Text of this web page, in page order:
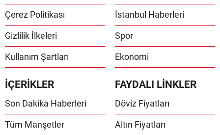
Çerez Politikası
Gizlilik İlkeleri
Kullanım Şartları
İstanbul Haberleri
Spor
Ekonomi
İÇERİKLER
Son Dakika Haberleri
Tüm Manşetler
FAYDALI LİNKLER
Döviz Fiyatları
Altın Fiyatları